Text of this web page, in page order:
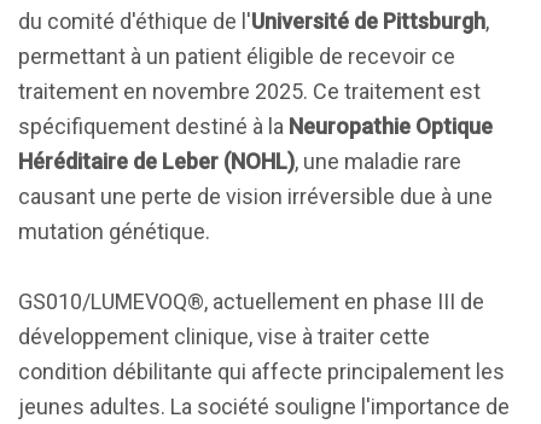
du comité d'éthique de l'Université de Pittsburgh,
permettant à un patient éligible de recevoir ce
traitement en novembre 2025. Ce traitement est
spécifiquement destiné à la Neuropathie Optique
Héréditaire de Leber (NOHL), une maladie rare
causant une perte de vision irréversible due à une
mutation génétique.
GS010/LUMEVOQ®, actuellement en phase III de
développement clinique, vise à traiter cette
condition débilitante qui affecte principalement les
jeunes adultes. La société souligne l'importance de